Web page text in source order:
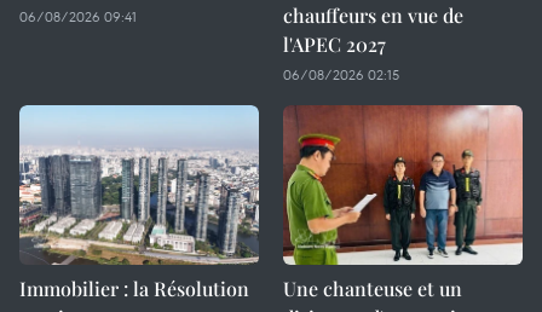
06/08/2026 09:41
chauffeurs en vue de
l'APEC 2027
06/08/2026 02:15
Immobilier : la Résolution
Une chanteuse et un